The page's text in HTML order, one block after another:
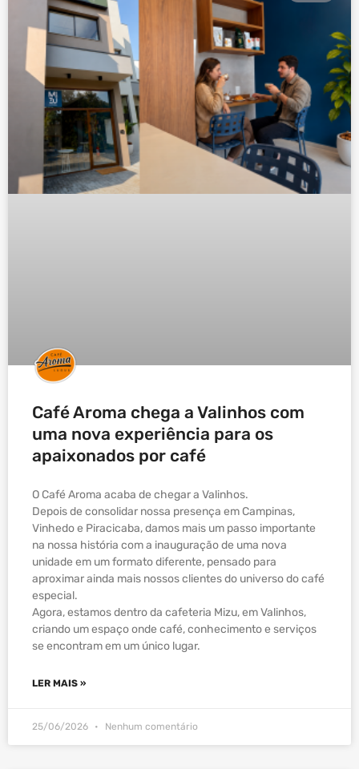
Café Aroma chega a Valinhos com
uma nova experiência para os
apaixonados por café
O Café Aroma acaba de chegar a Valinhos.
Depois de consolidar nossa presença em Campinas,
Vinhedo e Piracicaba, damos mais um passo importante
na nossa história com a inauguração de uma nova
unidade em um formato diferente, pensado para
aproximar ainda mais nossos clientes do universo do café
especial.
Agora, estamos dentro da cafeteria Mizu, em Valinhos,
criando um espaço onde café, conhecimento e serviços
se encontram em um único lugar.
LER MAIS »
25/06/2026 Nenhum comentário